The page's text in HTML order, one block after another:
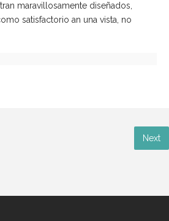
maravillosamente diseñados,
satisfactorio an una vista, no
Next